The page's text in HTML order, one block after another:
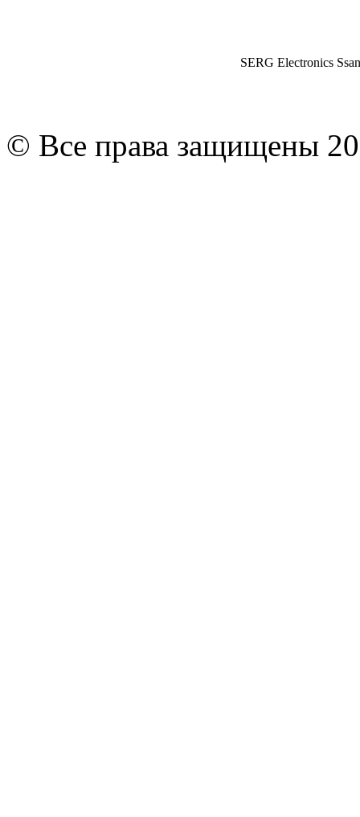
SERG Electronics
© Все права защищены